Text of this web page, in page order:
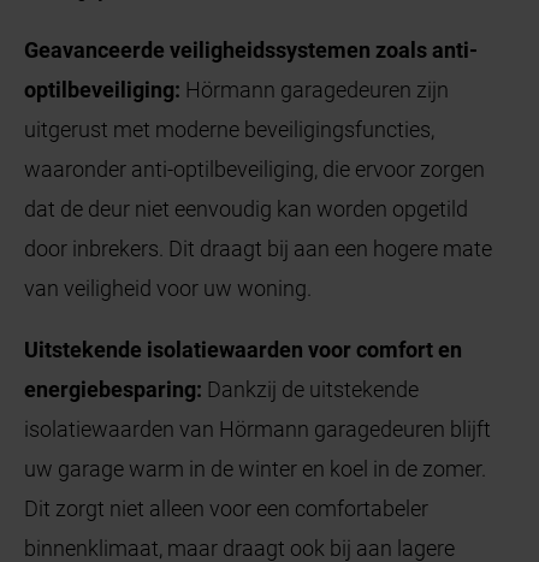
Geavanceerde veiligheidssystemen zoals anti-
optilbeveiliging: Hörmann garagedeuren zijn
uitgerust met moderne beveiligingsfuncties,
waaronder anti-optilbeveiliging, die ervoor zorgen
dat de deur niet eenvoudig kan worden opgetild
door inbrekers. Dit draagt bij aan een hogere mate
van veiligheid voor uw woning.
Uitstekende isolatiewaarden voor comfort en
energiebesparing: Dankzij de uitstekende
isolatiewaarden van Hörmann garagedeuren blijft
uw garage warm in de winter en koel in de zomer.
Dit zorgt niet alleen voor een comfortabeler
binnenklimaat, maar draagt ook bij aan lagere